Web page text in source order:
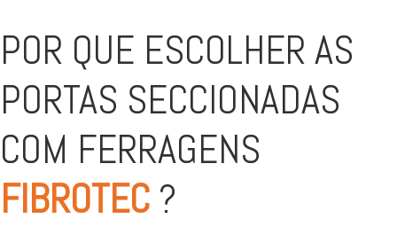
POR QUE ESCOLHER AS
PORTAS SECCIONADAS
COM FERRAGENS
FIBROTEC ?